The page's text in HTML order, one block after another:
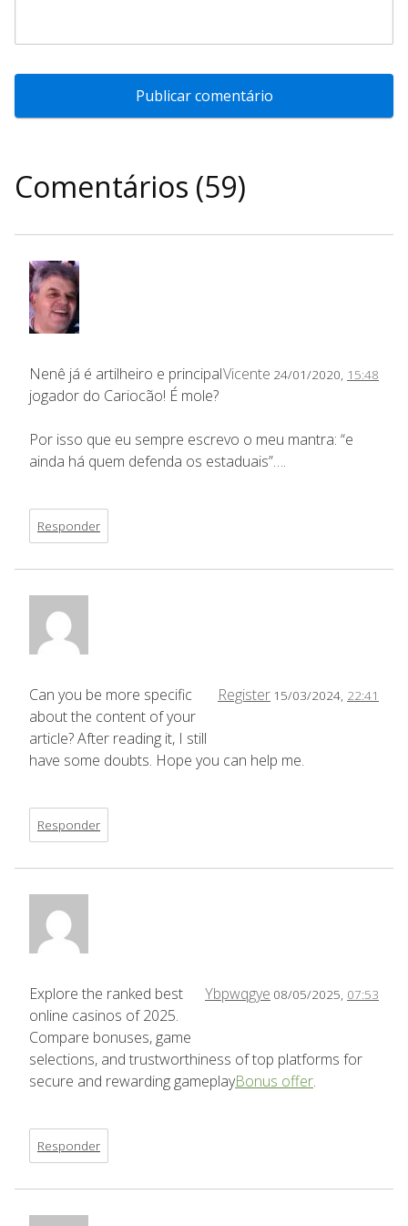
Comentários (59)
Vicente 24/01/2020, 15:48
Nenê já é artilheiro e principal
jogador do Cariocão! É mole?
Por isso que eu sempre escrevo o meu mantra: “e
ainda há quem defenda os estaduais”….
Responder
Register 15/03/2024, 22:41
Can you be more specific
about the content of your
article? After reading it, I still
have some doubts. Hope you can help me.
Responder
Ybpwqgye 08/05/2025, 07:53
Explore the ranked best
online casinos of 2025.
Compare bonuses, game
selections, and trustworthiness of top platforms for
secure and rewarding gameplayBonus offer.
Responder